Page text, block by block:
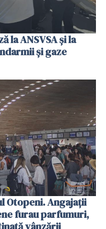
la ANSVSA și la
și gaze
Otopeni. Angajații
furau parfumuri,